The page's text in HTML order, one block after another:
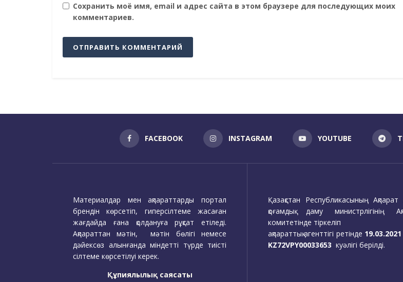
Сохранить моё имя, email и адрес сайта в этом браузере для последующих моих
комментариев.
FACEBOOK INSTAGRAM YOUTUBE
Материалдар мен ақпараттарды портал
брендін көрсетіп, гиперсілтеме жасаған
жағдайда ғана қолдануға рұқсат етіледі.
Ақпараттан мәтін, мәтін бөлігі немесе
дәйексөз алынғанда міндетті түрде тиісті
сілтеме көрсетілуі керек.
Құпиялылық саясаты
Қазақстан Республикасының
қоғамдық даму министрлігінің
комитетінде тіркеліп
ақпараттық агенттігі ретінде
KZ72VPY00033653 куәлігі берілді.